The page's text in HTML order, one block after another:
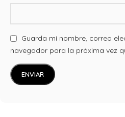
Guarda mi nombre, correo
navegador para la próxima vez